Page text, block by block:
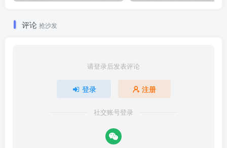
评论 抢沙发
请登录后发表评论
登录 注册
社交账号登录